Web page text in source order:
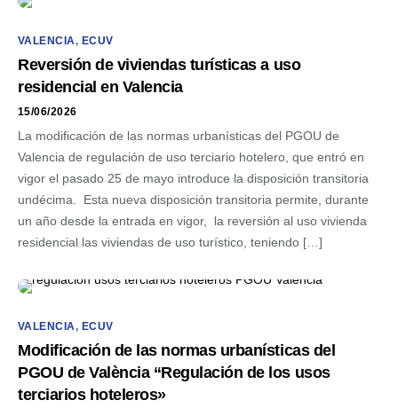
VALENCIA, ECUV
Reversión de viviendas turísticas a uso
residencial en Valencia
15/06/2026
La modificación de las normas urbanísticas del PGOU de
Valencia de regulación de uso terciario hotelero, que entró en
vigor el pasado 25 de mayo introduce la disposición transitoria
undécima. Esta nueva disposición transitoria permite, durante
un año desde la entrada en vigor, la reversión al uso vivienda
residencial las viviendas de uso turístico, teniendo […]
VALENCIA, ECUV
Modificación de las normas urbanísticas del
PGOU de València “Regulación de los usos
terciarios hoteleros»